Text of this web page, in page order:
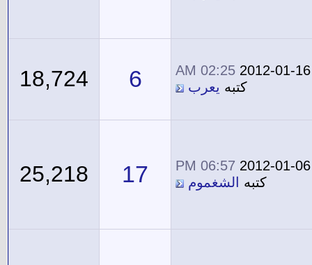
2012-01-16
02:25 AM
كتبه يعرب 6
18,724
2012-01-06
06:57 PM
كتبه
الشغموم 17
25,218